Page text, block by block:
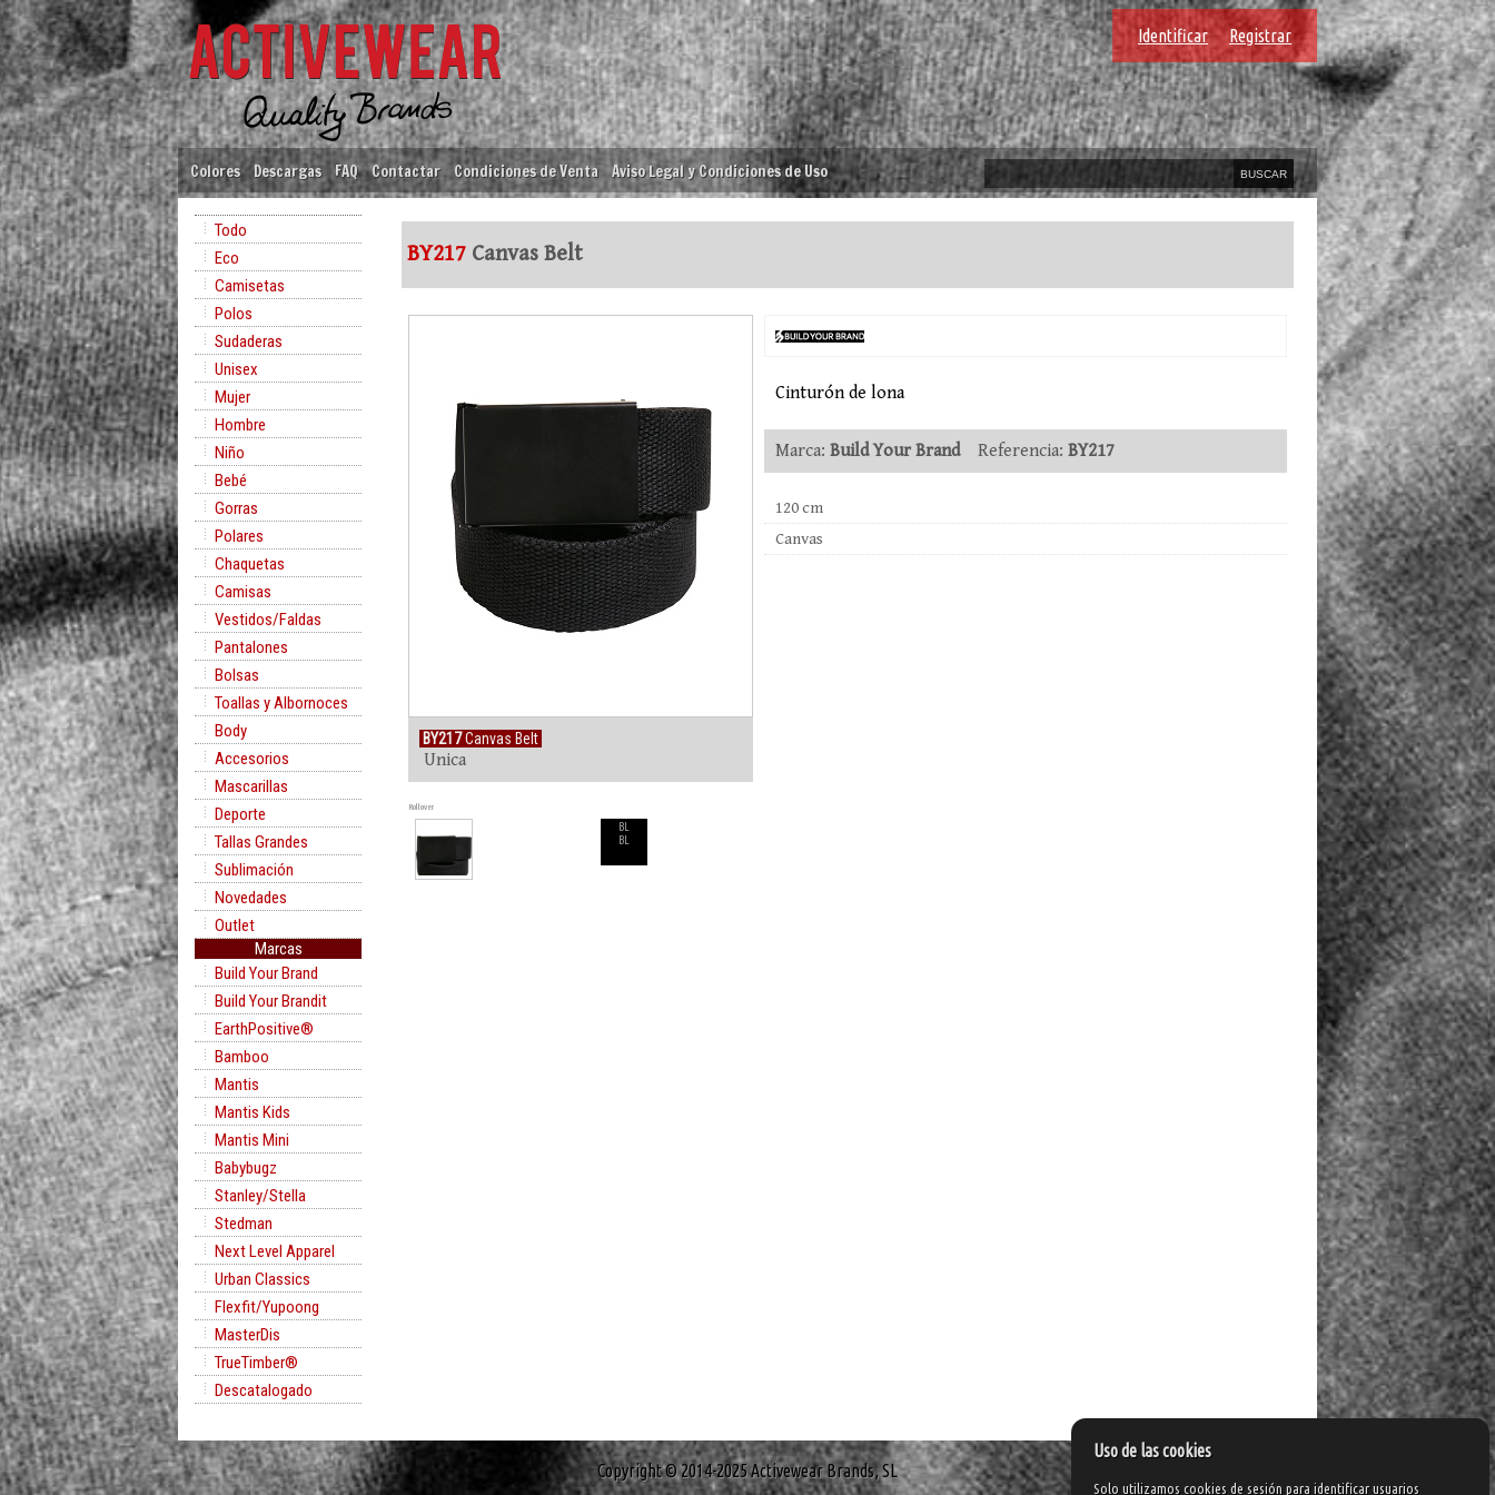
Identificar Registrar
Colores Descargas FAQ Contactar Condiciones de Venta Aviso Legal y Condiciones de Uso
Todo
Eco
Camisetas
Polos
Sudaderas
Unisex
Mujer
Hombre
Niño
Bebé
Gorras
Polares
Chaquetas
Camisas
Vestidos/Faldas
Pantalones
Bolsas
Toallas y Albornoces
Body
Accesorios
Mascarillas
Deporte
Tallas Grandes
Sublimación
Novedades
Outlet
Marcas
Build Your Brand
Build Your Brandit
EarthPositive®
Bamboo
Mantis
Mantis Kids
Mantis Mini
Babybugz
Stanley/Stella
Stedman
Next Level Apparel
Urban Classics
Flexfit/Yupoong
MasterDis
TrueTimber®
Descatalogado
BY217 Canvas Belt
BY217Canvas Belt
Unica
Rollover
BL
BL
Cinturón de lona
Marca: Build Your BrandReferencia: BY217
120 cm
Canvas
Copyright © 2014-2025 Activewear Brands, SL
Uso de las cookies
Solo utilizamos cookies de sesión para identificar usuarios